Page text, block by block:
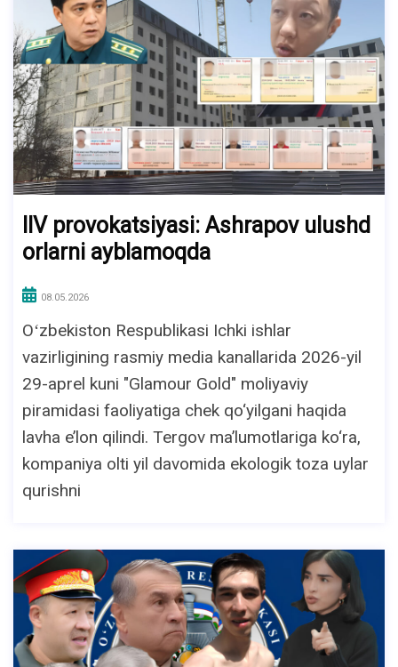
IIV provokatsiyasi: Ashrapov ulushd
orlarni ayblamoqda
08.05.2026
Oʻzbekiston Respublikasi Ichki ishlar
vazirligining rasmiy media kanallarida 2026-yil
29-aprel kuni "Glamour Gold" moliyaviy
piramidasi faoliyatiga chek qo‘yilgani haqida
lavha e’lon qilindi. Tergov ma’lumotlariga ko‘ra,
kompaniya olti yil davomida ekologik toza uylar
qurishni